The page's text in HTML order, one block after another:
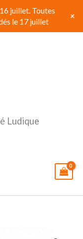
Ludique
juillet. Toutes
le 17 juillet
+